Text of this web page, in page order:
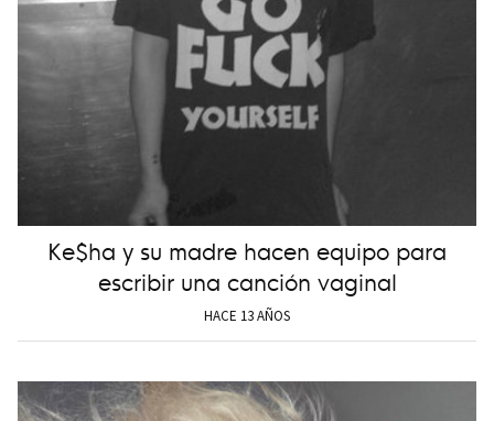
Ke$ha y su madre hacen equipo para
escribir una canción vaginal
HACE 13 AÑOS